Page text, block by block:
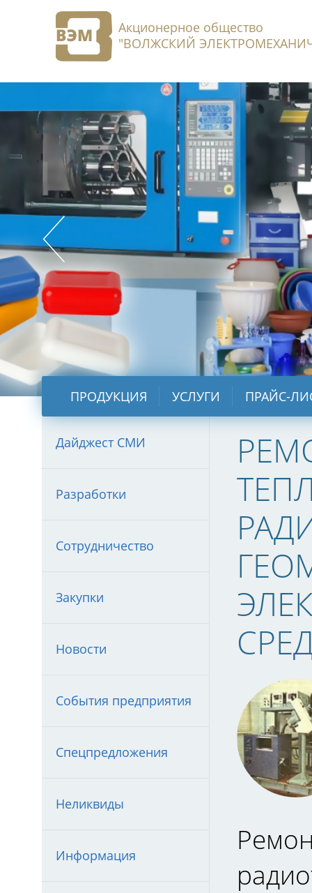
Акционерное общество
"ВОЛЖСКИЙ
ПРОДУКЦИЯ УСЛУГИ ПРАЙС-
Дайджест СМИ
Разработки
Сотрудничество
Закупки
Новости
События предприятия
Спецпредложения
Неликвиды
Информация